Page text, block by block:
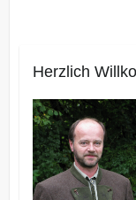
Herzlich